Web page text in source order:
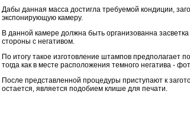
Дабы данная масса достигла требуемой кондиции,
экспонирующую камеру.
В данной камере должна быть организованна
стороны с негативом.
По итогу такое изготовление штампов предполагает
тогда как в месте расположения темного негатива -
После представленной процедуры приступают к
остается, является подобием клише для печати.